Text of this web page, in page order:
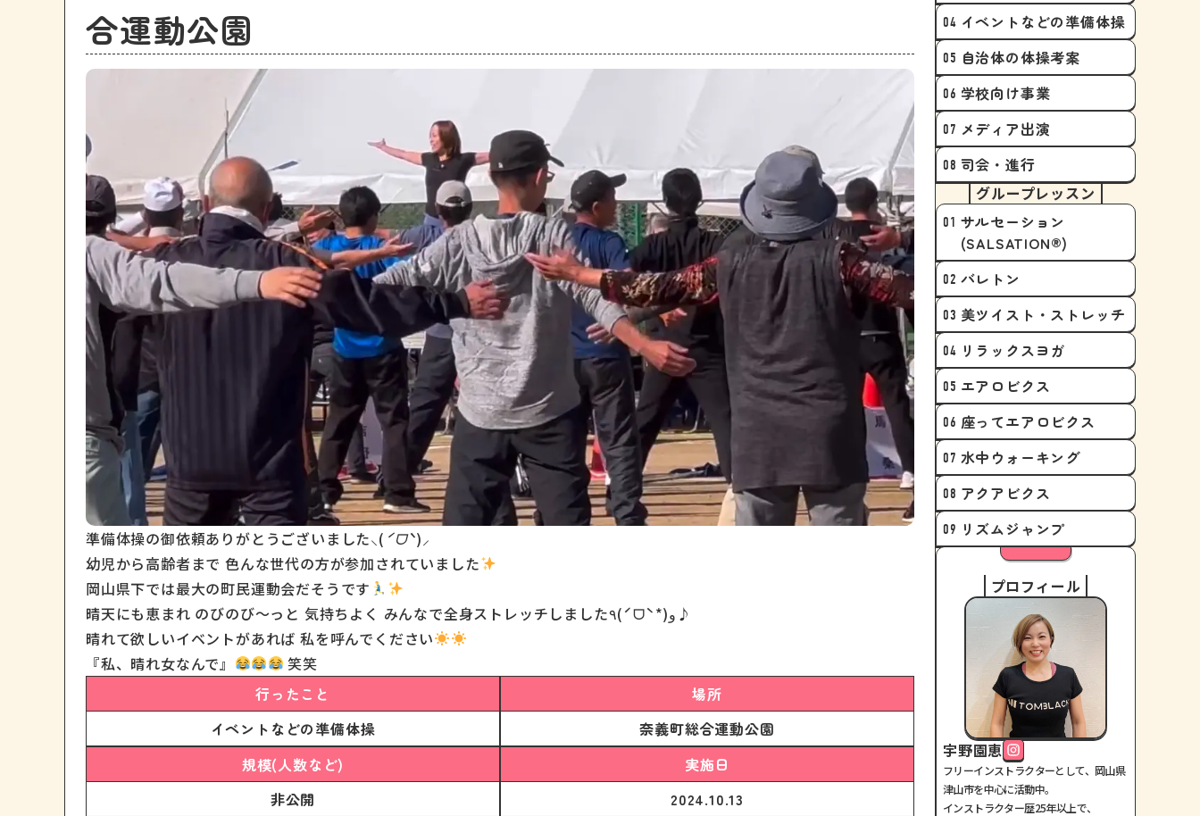
合運動公園
準備体操の御依頼ありがとうございました⸜( ˊᗜˋ)⸝
幼児から高齢者まで 色んな世代の方が参加されていました
岡山県下では最大の町民運動会だそうです
晴天にも恵まれ のびのび〜っと 気持ちよく みんなで全身ストレッチしました٩(ˊᗜˋ*)و♪
晴れて欲しいイベントがあれば 私を呼んでください
『私、晴れ女なんで』
笑笑
行ったこと
イベントなどの準備体操
場所
奈義町総合運動公園
規模(人数など)
非公開
実施日
2024.10.13
イベントなどの準備体操
自治体の体操考案
学校向け事業
メディア出演
司会・進行
グループレッスン
サルセーション
(SALSATION®)
バレトン
美ツイスト・ストレッチ
リラックスヨガ
エアロビクス
座ってエアロビクス
水中ウォーキング
アクアビクス
リズムジャンプ
プロフィール
宇野園恵
フリーインストラクターとして、岡山県
津山市を中心に活動中。
インストラクター歴25年以上で、